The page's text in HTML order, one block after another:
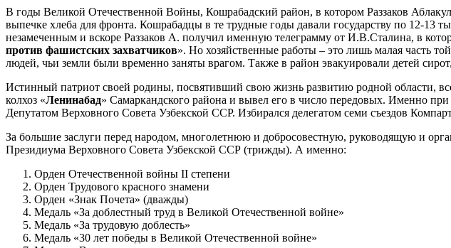
В годы Великой Отечественной Войны, Кошрабадский район, в котором Раззаков
выпечке хлеба для фронта. Кошрабадцы в те трудные годы давали государству по 12-13
незамеченным и вскоре Раззаков А. получил именную телеграмму от И.В.Сталина, в
против фашистских захватчиков». Но хозяйственные работы – это лишь малая часть
людей, чьи земли были временно заняты врагом. Также в район эвакуировали детей
Истинный патриот своей родины, посвятивший свою жизнь развитию родной области,
колхоз «Ленинабад» Самаркандского района и вывел его в число передовых. Именно
Депутатом Верховного Совета Узбекской ССР. Избирался делегатом семи съездов
За большие заслуги перед народом, многолетнюю и добросовестную, руководящую и
Президиума Верховного Совета Узбекской ССР (трижды). А именно:
Орден Отечественной войны II степени
Орден Трудового красного знамени
Орден «Знак Почета» (дважды)
Медаль «За доблестный труд в Великой Отечественной войне»
Медаль «За трудовую доблесть»
Медаль «30 лет победы в Великой Отечественной войне»